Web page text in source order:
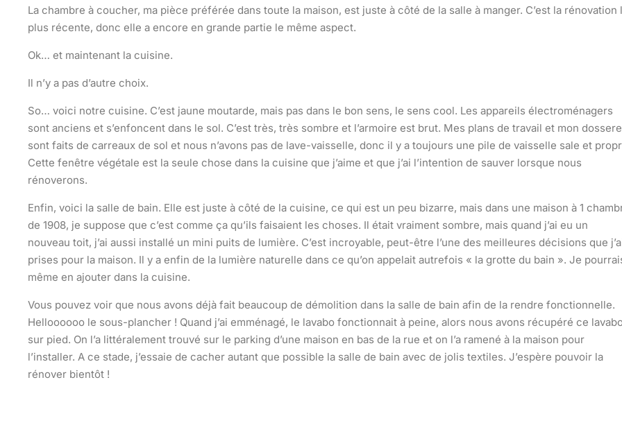
La chambre à coucher, ma pièce préférée dans toute la maison, est juste à côté de la salle à manger. C’est la rénovation
plus récente, donc elle a encore en grande partie le même aspect.
Ok… et maintenant la cuisine.
Il n’y a pas d’autre choix.
So… voici notre cuisine. C’est jaune moutarde, mais pas dans le bon sens, le sens cool. Les appareils électroménagers
sont anciens et s’enfoncent dans le sol. C’est très, très sombre et l’armoire est brut. Mes plans de travail et mon
sont faits de carreaux de sol et nous n’avons pas de lave-vaisselle, donc il y a toujours une pile de vaisselle sale et
Cette fenêtre végétale est la seule chose dans la cuisine que j’aime et que j’ai l’intention de sauver lorsque nous
rénoverons.
Enfin, voici la salle de bain. Elle est juste à côté de la cuisine, ce qui est un peu bizarre, mais dans une maison à 1
de 1908, je suppose que c’est comme ça qu’ils faisaient les choses. Il était vraiment sombre, mais quand j’ai eu un
nouveau toit, j’ai aussi installé un mini puits de lumière. C’est incroyable, peut-être l’une des meilleures décisions que
prises pour la maison. Il y a enfin de la lumière naturelle dans ce qu’on appelait autrefois « la grotte du bain ». Je
même en ajouter dans la cuisine.
Vous pouvez voir que nous avons déjà fait beaucoup de démolition dans la salle de bain afin de la rendre fonctionnelle.
Helloooooo le sous-plancher ! Quand j’ai emménagé, le lavabo fonctionnait à peine, alors nous avons récupéré ce
sur pied. On l’a littéralement trouvé sur le parking d’une maison en bas de la rue et on l’a ramené à la maison pour
l’installer. A ce stade, j’essaie de cacher autant que possible la salle de bain avec de jolis textiles. J’espère pouvoir la
rénover bientôt !